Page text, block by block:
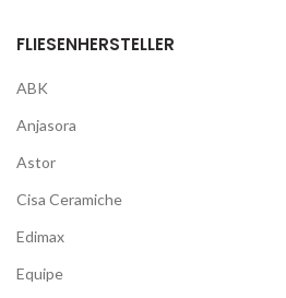
FLIESENHERSTELLER
ABK
Anjasora
Astor
Cisa Ceramiche
Edimax
Equipe